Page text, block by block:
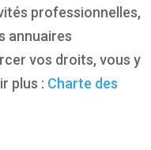
professionnelles,
annuaires
vos droits, vous y
plus : Charte des